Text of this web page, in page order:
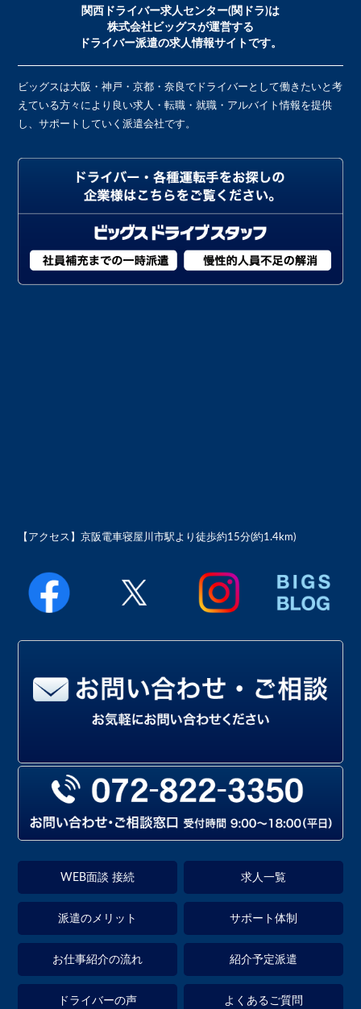
関西ドライバー求人センター(関ドラ)は
株式会社ビッグスが運営する
ドライバー派遣の求人情報サイトです。
ビッグスは大阪・神戸・京都・奈良でドライバーとして働きたいと考
えている方々により良い求人・転職・就職・アルバイト情報を提供
し、サポートしていく派遣会社です。
【アクセス】京阪電車寝屋川市駅より徒歩約15分(約1.4km)
WEB面談 接続 求人一覧
派遣のメリット サポート体制
お仕事紹介の流れ 紹介予定派遣
ドライバーの声 よくあるご質問